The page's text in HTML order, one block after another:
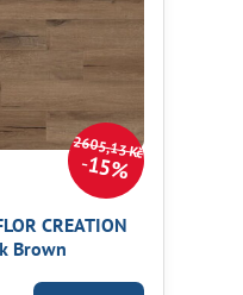
2605,13 Kč
15%
CREATION
Brown